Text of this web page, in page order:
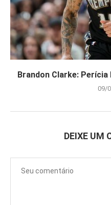
Brandon Clarke: Perícia
09/
DEIXE UM